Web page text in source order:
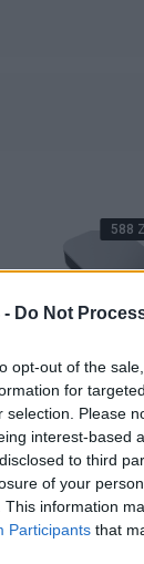
- Do Not
opt-out of the
for
selection. Please
interest-based
to third
of your
This information
Participants that
588
Go
DODAJ DO